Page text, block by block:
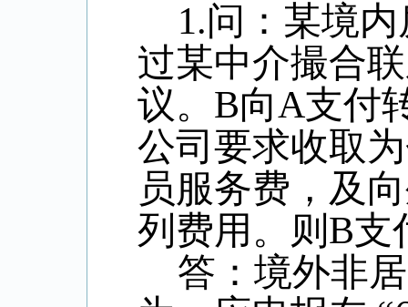
1.问：某境
过某中介撮合
议。 B向A支付
公司要求收取
员服务费，及
列费用。则 B支
答：境外非居